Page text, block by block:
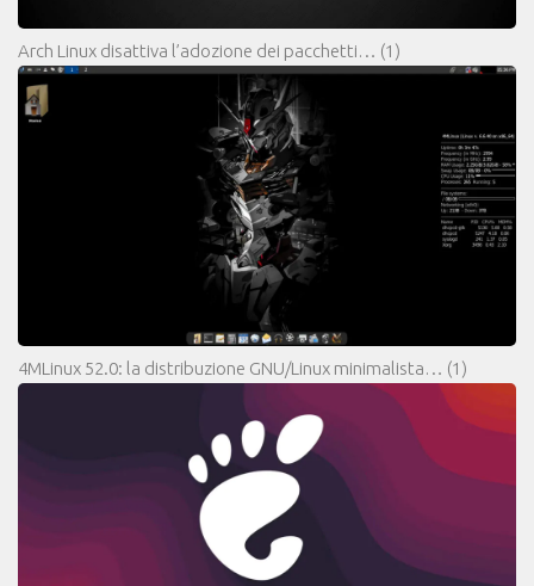
Arch Linux disattiva l’adozione dei pacchetti… (1)
4MLinux 52.0: la distribuzione GNU/Linux minimalista… (1)